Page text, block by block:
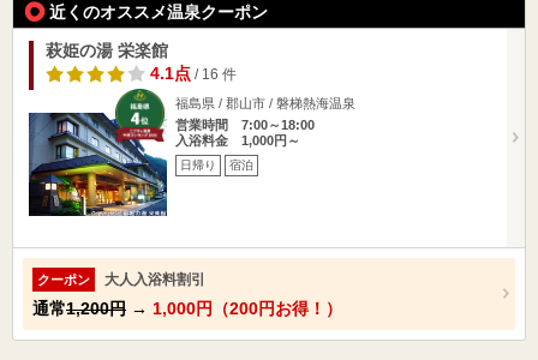
近くのオススメ温泉クーポン
萩姫の湯 栄楽館
4.1点/ 16 件
福島県 / 郡山市 / 磐梯熱海温泉
営業時間 7:00～18:00
入浴料金 1,000円～
日帰り 宿泊
クーポン 大人入浴料割引
通常1,200円 → 1,000円（200円お得！）